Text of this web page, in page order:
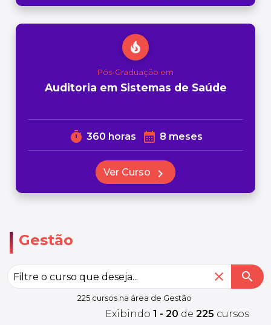
local_fire_department
Pós-Graduação em
Auditoria em Sistemas de Saúde
timer 360 horas calendar_month 8 meses
Ver Curso chevron_right
Gestão
close search
225 cursos na área de Gestão
Exibindo 1 - 20 de 225 cursos